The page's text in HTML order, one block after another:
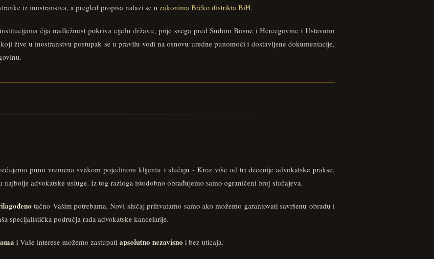
iz inostranstva, a pregled propisa nalazi se u zakonima Brčko distrikta BiH.
čija nadležnost pokriva cijelu državu, prije svega pred Sudom Bosne i Hercegovine i Ustavnim
žive u inostranstvu postupak se u pravilu vodi na osnovu uredne punomoći i dostavljene dokumentacije,
puno vremena svakom pojedinom klijentu i slučaju - Kroz više od tri decenije advokatske prakse,
najbolje advokatske usluge. Iz tog razloga istodobno obrađujemo samo ograničeni broj slučajeva.
tačno Vašim potrebama. Novi slučaj prihvatamo samo ako možemo garantovati savršenu obradu i
specijalistička područja rada advokatske kancelarije.
i Vaše interese možemo zastupati apsolutno nezavisno i bez uticaja.